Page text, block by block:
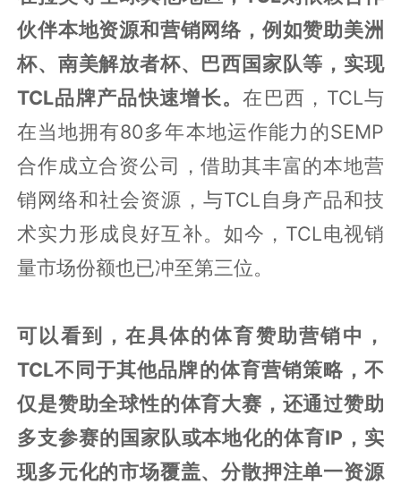
伙伴本地资源和营销网络，例如赞助美洲
杯、南美解放者杯、巴西国家队等，实现
TCL品牌产品快速增长。在巴西，TCL与
在当地拥有80多年本地运作能力的SEMP
合作成立合资公司，借助其丰富的本地营
销网络和社会资源，与TCL自身产品和技
术实力形成良好互补。如今，TCL电视销
量市场份额也已冲至第三位。
可以看到，在具体的体育赞助营销中，
TCL不同于其他品牌的体育营销策略，不
仅是赞助全球性的体育大赛，还通过赞助
多支参赛的国家队或本地化的体育IP，实
现多元化的市场覆盖、分散押注单一资源